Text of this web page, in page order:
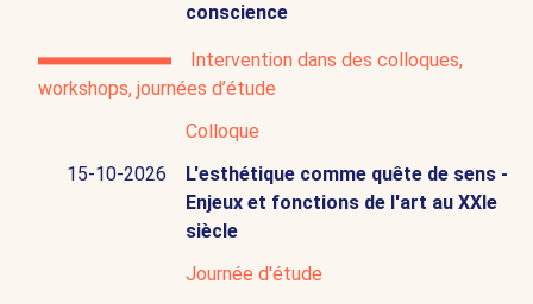
conscience
Intervention dans des colloques,
workshops, journées d’étude
Colloque
15-10-2026
L'esthétique comme quête de sens -
Enjeux et fonctions de l'art au XXIe
siècle
Journée d'étude